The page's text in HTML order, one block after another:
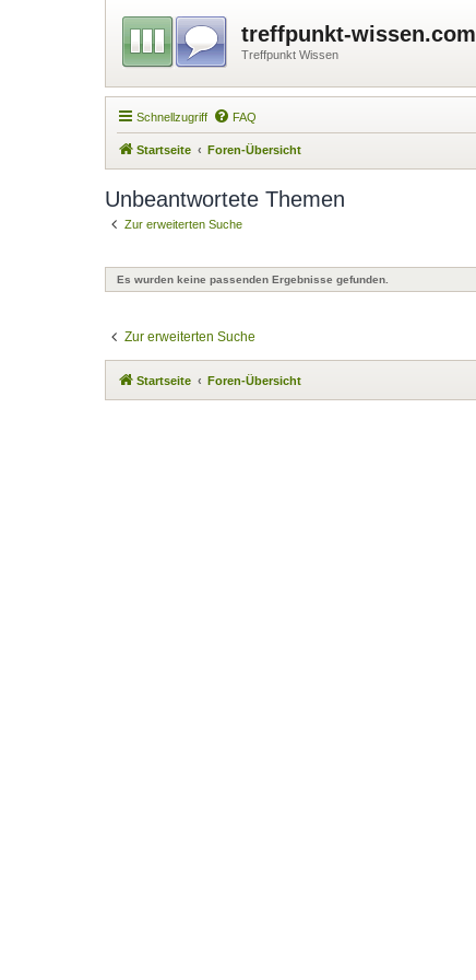
treffpunkt-wissen.com
Treffpunkt Wissen
Schnellzugriff FAQ
Startseite Foren-Übersicht
Unbeantwortete Themen
Zur erweiterten Suche
Es wurden keine passenden Ergebnisse gefunden.
Zur erweiterten Suche
Startseite Foren-Übersicht